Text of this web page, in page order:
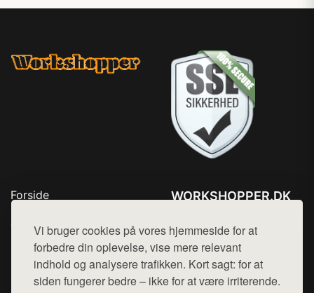
Vi bruger cookies på vores hjemmeside for at
forbedre din oplevelse, vise mere relevant
indhold og analysere trafikken. Kort sagt: for at
siden fungerer bedre – ikke for at være irriterende.
Forside
Top Rabatter
Kontakt
WORKSHOPPER.DK
Mail: hej@want.dk
Cookie- og privatlivspolitik